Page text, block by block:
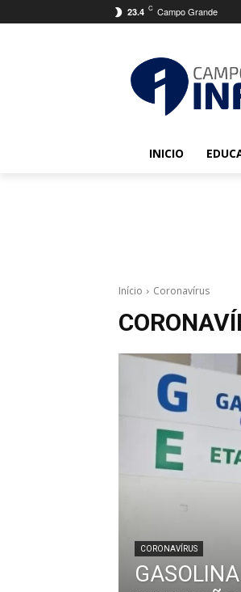
23.4 C Campo Grande
INICIO
Início Coronavírus
CORONAVÍRUS